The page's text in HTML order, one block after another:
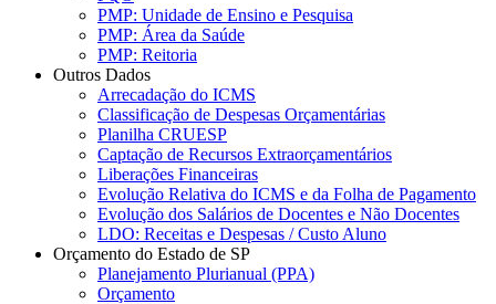
PMP: Unidade de Ensino e Pesquisa
PMP: Área da Saúde
PMP: Reitoria
Outros Dados
Arrecadação do ICMS
Classificação de Despesas Orçamentárias
Planilha CRUESP
Captação de Recursos Extraorçamentários
Liberações Financeiras
Evolução Relativa do ICMS e da Folha de Pagamento
Evolução dos Salários de Docentes e Não Docentes
LDO: Receitas e Despesas / Custo Aluno
Orçamento do Estado de SP
Planejamento Plurianual (PPA)
Orçamento